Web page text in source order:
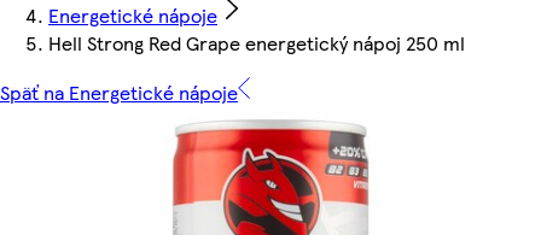
Energetické nápoje
Hell Strong Red Grape energetický nápoj 250 ml
Späť na Energetické nápoje